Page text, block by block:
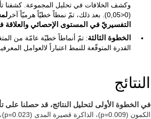
(0<0,05). بعد ذلك، تمّ نمطاً خطيّاً هرميّاً آخر
التفسيريّ في المستوى الإحصائي
الخطوة الثالثة: تمّ أنماطاً خطيّة عامّة من
القدرة المتوقّعة للنمط اعتباراً لالعوامل
النتائج
في الخطوة الأولى لتحليل النتائج، قد حصلنا على